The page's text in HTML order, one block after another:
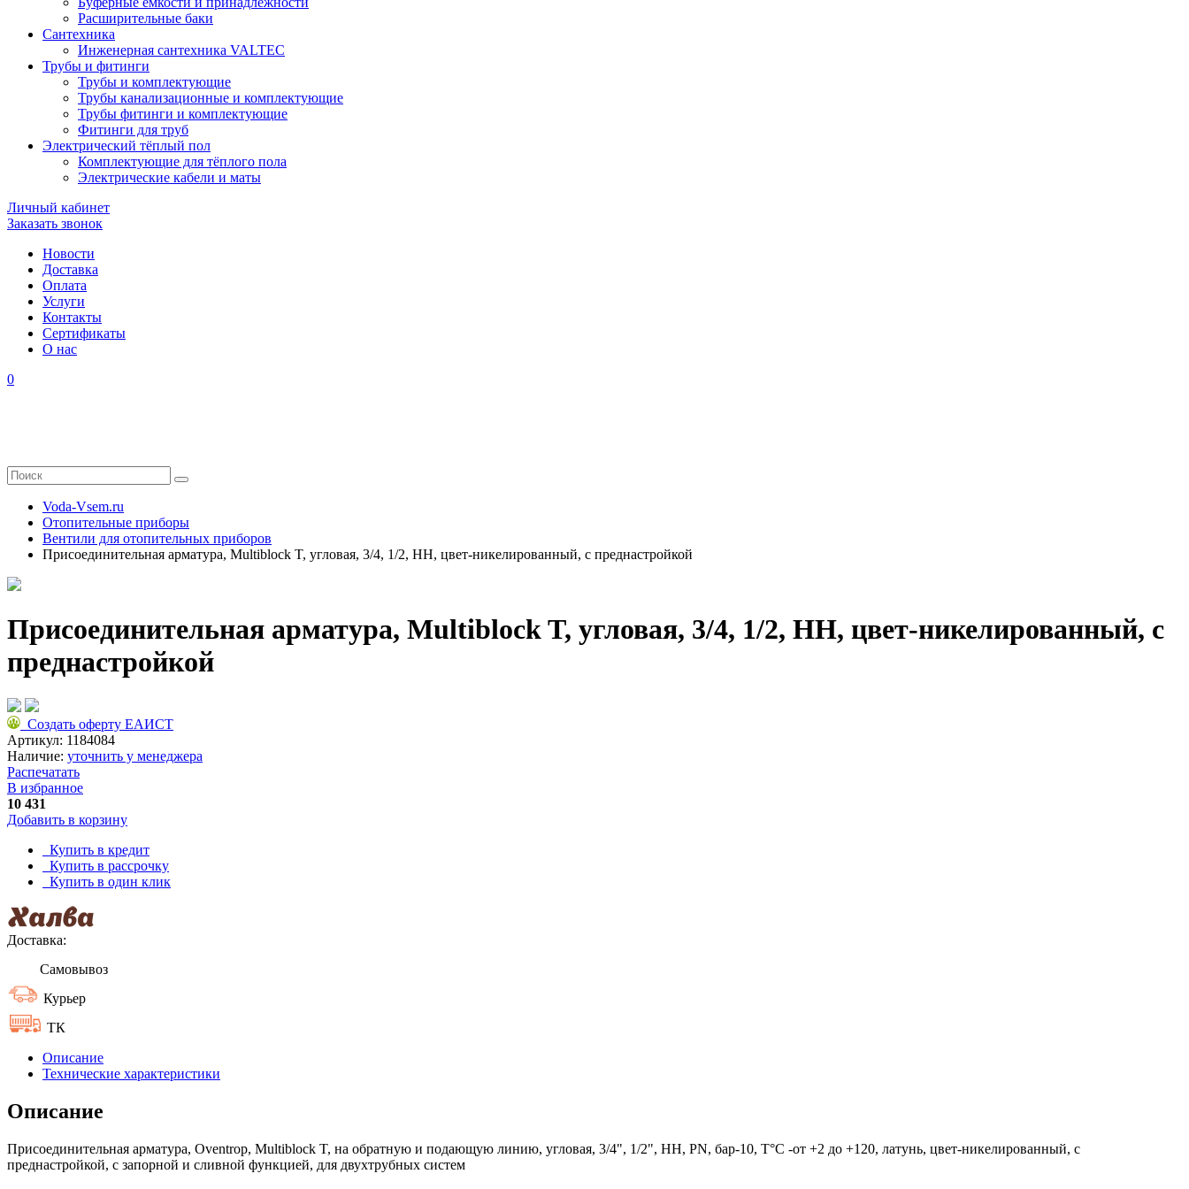
Расширительные баки
Сантехника
Инженерная сантехника VALTEC
Трубы и фитинги
Трубы и комплектующие
Трубы канализационные и комплектующие
Трубы фитинги и комплектующие
Фитинги для труб
Электрический тёплый пол
Комплектующие для тёплого пола
Электрические кабели и маты
Личный кабинет
Заказать звонок
Новости
Доставка
Оплата
Услуги
Контакты
Cертификаты
О нас
0
Voda-Vsem.ru
Отопительные приборы
Вентили для отопительных приборов
Присоединительная арматура, Multiblock T, угловая, 3/4, 1/2, НН, цвет-никелированный, с преднастройкой
Присоединительная арматура, Multiblock T, угловая, 3/4, 1/2, НН, цвет-никелированный, с
преднастройкой
Создать оферту ЕАИСТ
Артикул: 1184084
Наличие: уточнить у менеджера
Распечатать
В избранное
10 431
Добавить в корзину
Купить в кредит
Купить в рассрочку
Купить в один клик
Доставка:
Самовывоз
Курьер
ТК
Описание
Технические характеристики
Описание
Присоединительная арматура, Oventrop, Multiblock T, на обратную и подающую линию, угловая, 3/4", 1/2", НН, PN, бар-10, T°C -от +2 до +120, латунь, цвет-никелированный, с
преднастройкой, с запорной и сливной функцией, для двухтрубных систем